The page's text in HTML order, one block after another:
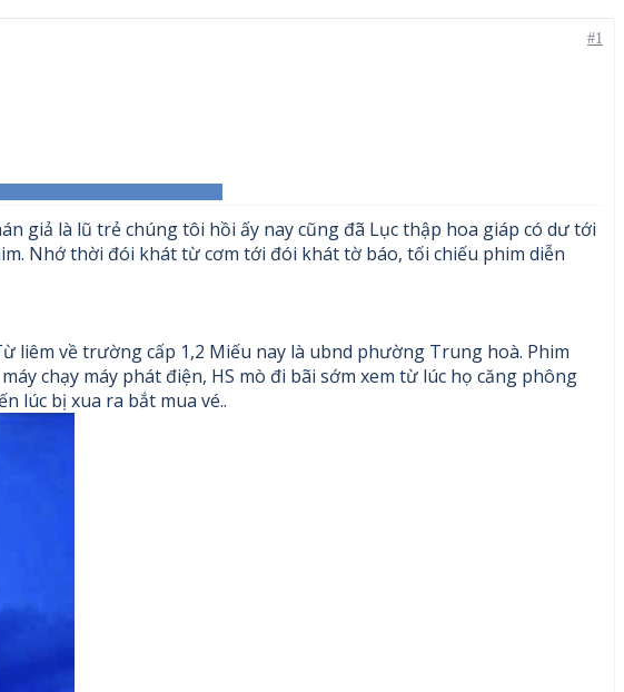
#1
giả là lũ trẻ chúng tôi hồi ấy nay cũng đã Lục thập hoa giáp có dư tới
Nhớ thời đói khát từ cơm tới đói khát tờ báo, tối chiếu phim diễn
liêm về trường cấp 1,2 Miếu nay là ubnd phường Trung hoà. Phim
chạy máy phát điện, HS mò đi bãi sớm xem từ lúc họ căng phông
lúc bị xua ra bắt mua vé..